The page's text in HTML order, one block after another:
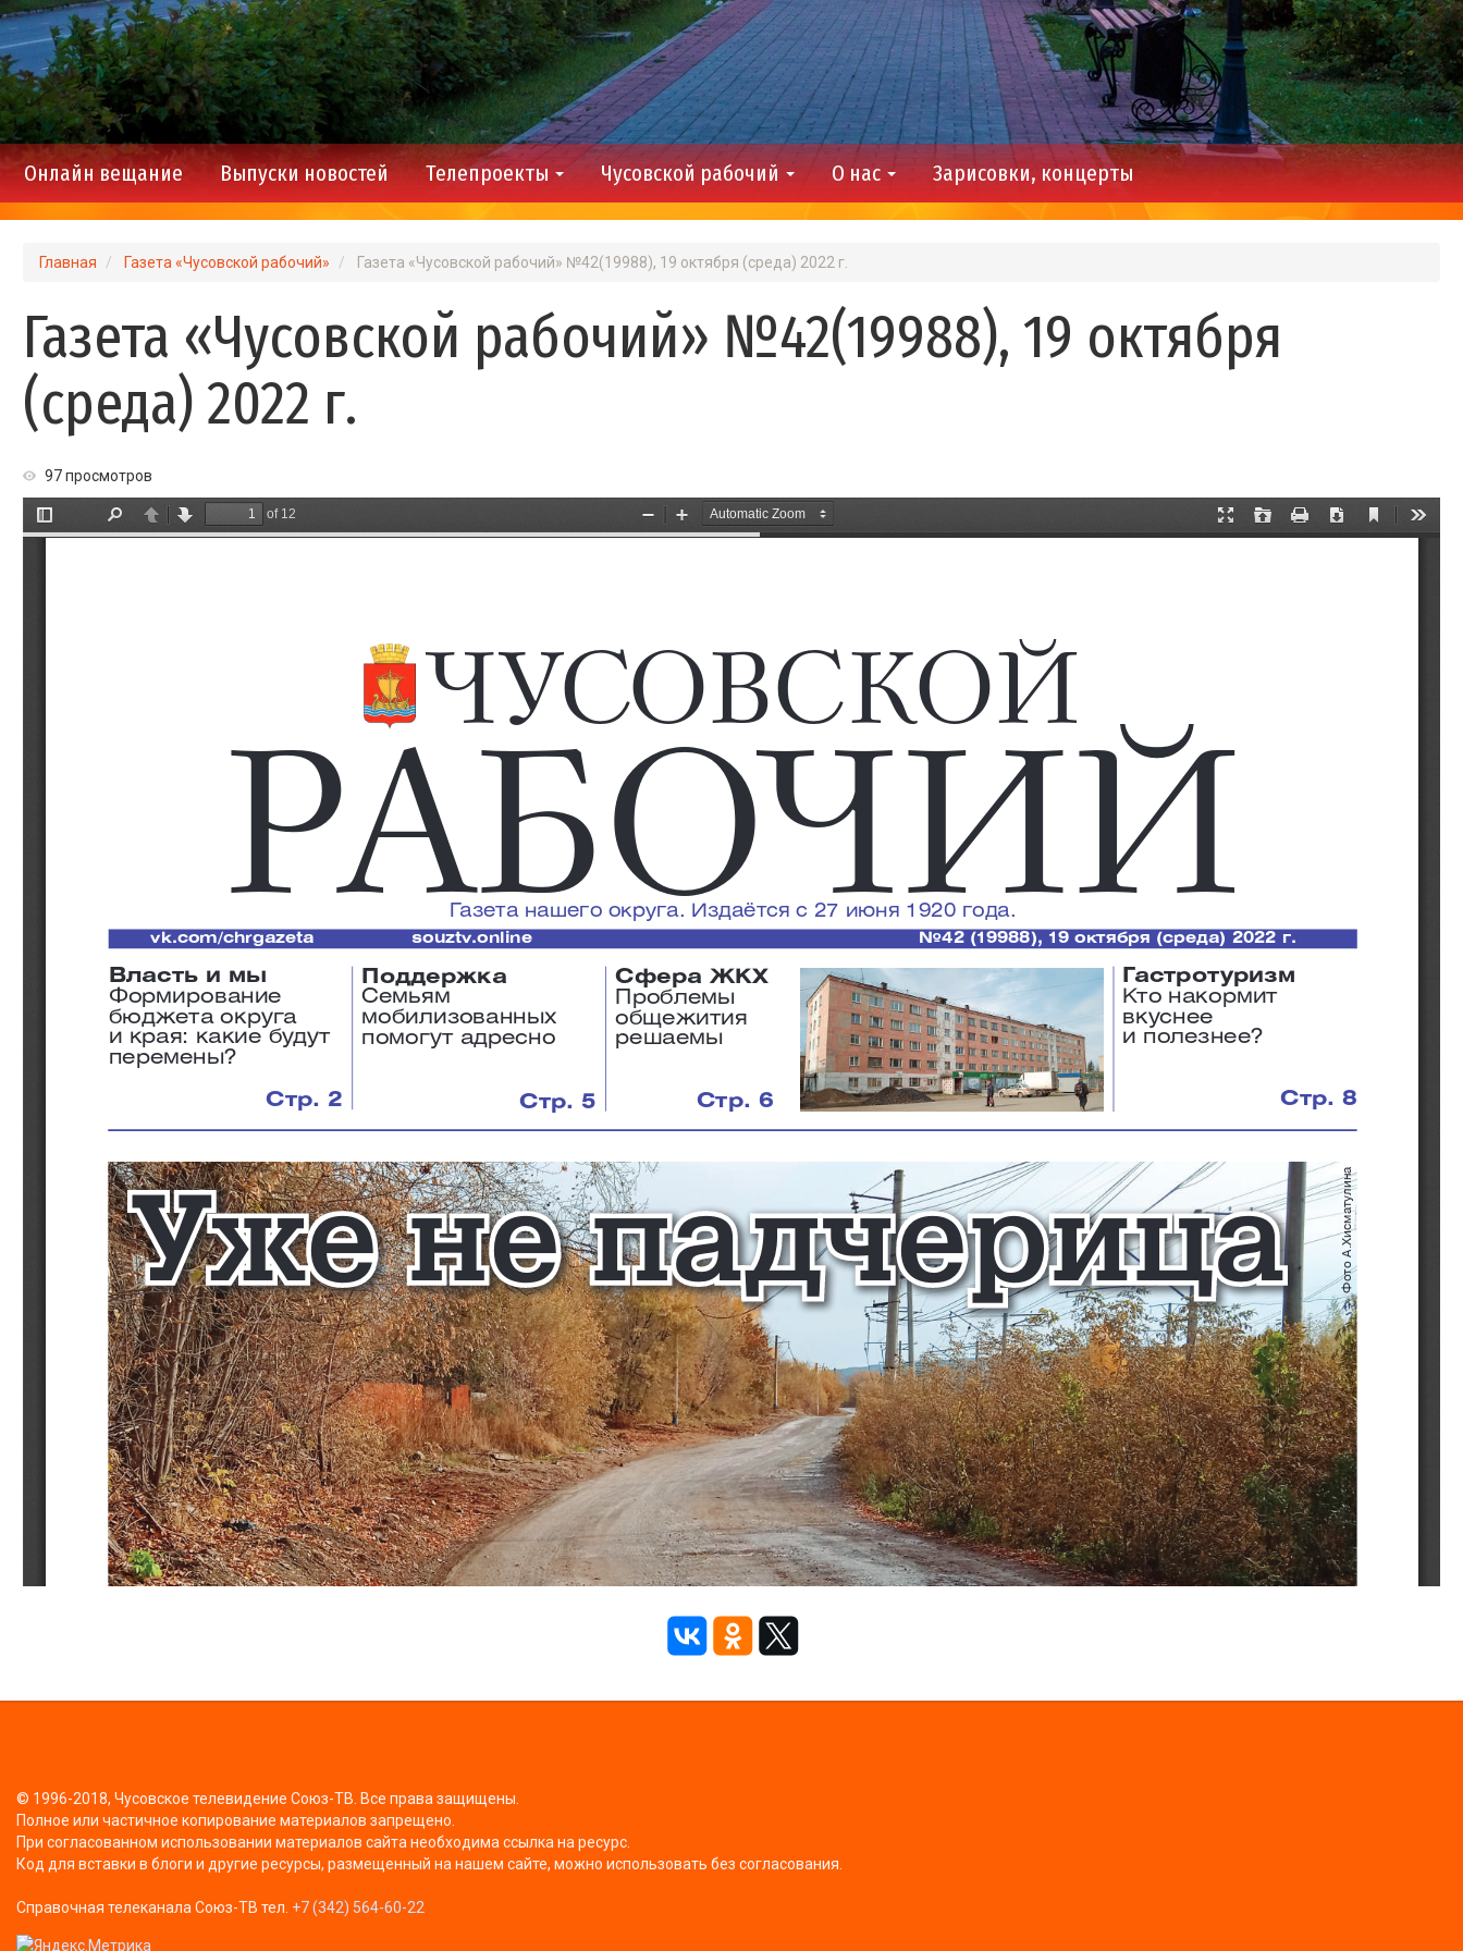
Main
navigation
Онлайн вещание Выпуски новостей Телепроекты Чусовской рабочий О нас Зарисовки, концерты
Главная Газета «Чусовской рабочий» Газета «Чусовской рабочий» №42(19988), 19 октября (среда) 2022 г.
Газета «Чусовской рабочий» №42(19988), 19 октября
(среда) 2022 г.
97 просмотров
© 1996-2018, Чусовское телевидение Союз-ТВ. Все права защищены.
Полное или частичное копирование материалов запрещено.
При согласованном использовании материалов сайта необходима ссылка на ресурс.
Код для вставки в блоги и другие ресурсы, размещенный на нашем сайте, можно использовать без согласования.
Справочная телеканала Союз-ТВ тел. +7 (342) 564-60-22